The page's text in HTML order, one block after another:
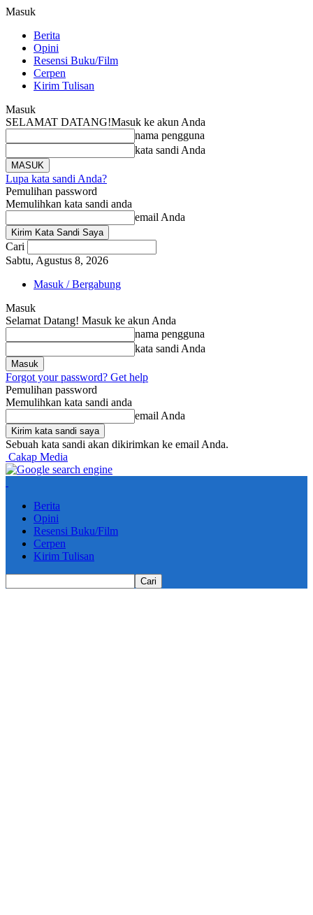
Masuk
Berita
Opini
Resensi Buku/Film
Cerpen
Kirim Tulisan
Masuk
SELAMAT DATANG!Masuk ke akun Anda
nama pengguna
kata sandi Anda
Lupa kata sandi Anda?
Pemulihan password
Memulihkan kata sandi anda
email Anda
Cari
Sabtu, Agustus 8, 2026
Masuk / Bergabung
Masuk
Selamat Datang! Masuk ke akun Anda
nama pengguna
kata sandi Anda
Forgot your password? Get help
Pemulihan password
Memulihkan kata sandi anda
email Anda
Sebuah kata sandi akan dikirimkan ke email Anda.
Cakap Media
Berita
Opini
Resensi Buku/Film
Cerpen
Kirim Tulisan